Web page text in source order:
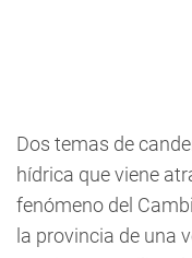
Dos temas de
hídrica que viene
fenómeno del
la provincia de una